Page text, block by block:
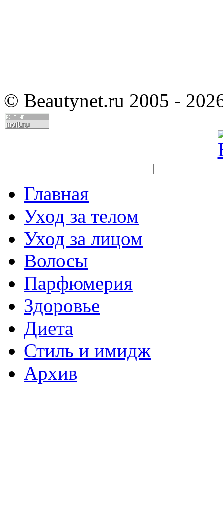
© Beautynet.ru 2005 -
Главная
Уход за телом
Уход за лицом
Волосы
Парфюмерия
Здоровье
Диета
Стиль и имидж
Архив